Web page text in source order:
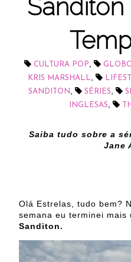
CULTURA POP
KRIS MARSHALL
SANDITON SÉRIES
INGLESAS
Saiba tudo sobre a
Jane
Olá Estrelas, tudo bem?
semana eu terminei mais
Sanditon.